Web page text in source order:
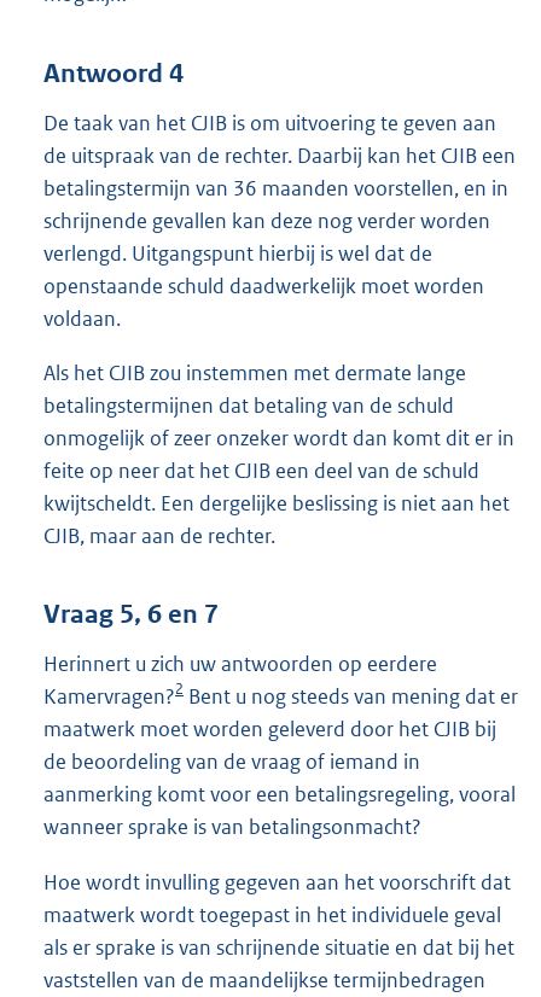
Antwoord 4
De taak van het CJIB is om uitvoering te geven aan
de uitspraak van de rechter. Daarbij kan het CJIB een
betalingstermijn van 36 maanden voorstellen, en in
schrijnende gevallen kan deze nog verder worden
verlengd. Uitgangspunt hierbij is wel dat de
openstaande schuld daadwerkelijk moet worden
voldaan.
Als het CJIB zou instemmen met dermate lange
betalingstermijnen dat betaling van de schuld
onmogelijk of zeer onzeker wordt dan komt dit er in
feite op neer dat het CJIB een deel van de schuld
kwijtscheldt. Een dergelijke beslissing is niet aan het
CJIB, maar aan de rechter.
Vraag 5, 6 en 7
Herinnert u zich uw antwoorden op eerdere
Kamervragen?2 Bent u nog steeds van mening dat er
maatwerk moet worden geleverd door het CJIB bij
de beoordeling van de vraag of iemand in
aanmerking komt voor een betalingsregeling, vooral
wanneer sprake is van betalingsonmacht?
Hoe wordt invulling gegeven aan het voorschrift dat
maatwerk wordt toegepast in het individuele geval
als er sprake is van schrijnende situatie en dat bij het
vaststellen van de maandelijkse termijnbedragen